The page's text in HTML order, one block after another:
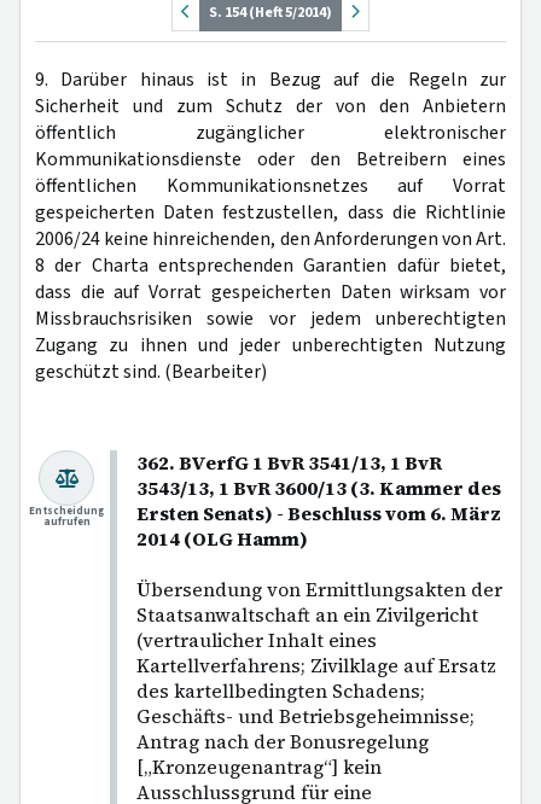
S. 154 (Heft 5/2014)
9. Darüber hinaus ist in Bezug auf die Regeln zur
Sicherheit und zum Schutz der von den Anbietern
öffentlich zugänglicher elektronischer
Kommunikationsdienste oder den Betreibern eines
öffentlichen Kommunikationsnetzes auf Vorrat
gespeicherten Daten festzustellen, dass die Richtlinie
2006/24 keine hinreichenden, den Anforderungen von Art.
8 der Charta entsprechenden Garantien dafür bietet,
dass die auf Vorrat gespeicherten Daten wirksam vor
Missbrauchsrisiken sowie vor jedem unberechtigten
Zugang zu ihnen und jeder unberechtigten Nutzung
geschützt sind. (Bearbeiter)
362. BVerfG 1 BvR 3541/13, 1 BvR
3543/13, 1 BvR 3600/13 (3. Kammer des
Ersten Senats) - Beschluss vom 6. März
2014 (OLG Hamm)
Übersendung von Ermittlungsakten der
Staatsanwaltschaft an ein Zivilgericht
(vertraulicher Inhalt eines
Kartellverfahrens; Zivilklage auf Ersatz
des kartellbedingten Schadens;
Geschäfts- und Betriebsgeheimnisse;
Antrag nach der Bonusregelung
[„Kronzeugenantrag“] kein
Ausschlussgrund für eine
Entscheidung
aufrufen